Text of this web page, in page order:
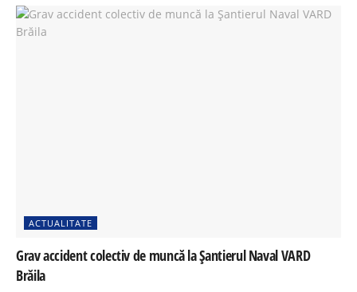
ACTUALITATE
Grav accident colectiv de muncă la Șantierul Naval VARD
Brăila